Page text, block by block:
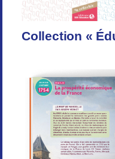
Collection «